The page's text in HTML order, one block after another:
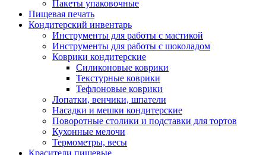
Пакеты упаковочные
Пищевая печать
Кондитерский инвентарь
Инструменты для работы с мастикой
Инструменты для работы с шоколадом
Коврики кондитерские
Силиконовые коврики
Текстурные коврики
Тефлоновые коврики
Лопатки, венчики, шпатели
Насадки и мешки кондитерские
Поворотные столики и подставки для тортов
Кухонные мелочи
Термометры, весы